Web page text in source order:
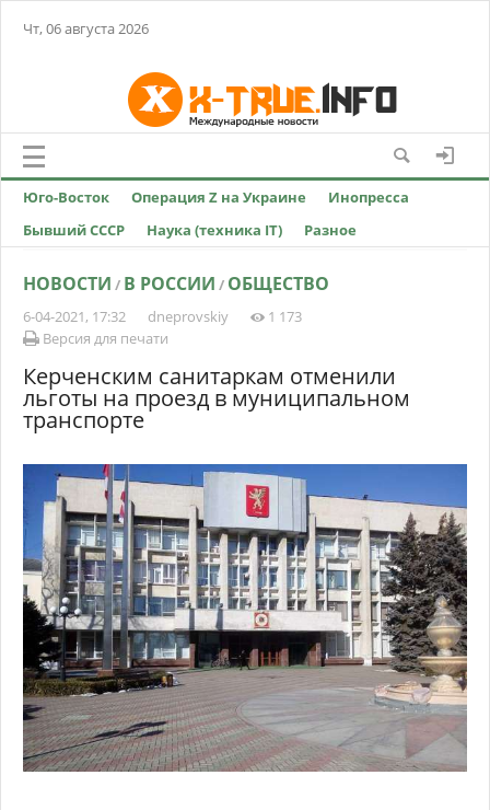
Чт, 06 августа 2026
Юго-Восток Операция Z на Украине
Инопресса
Бывший СССР
Наука (техника IT) Разное
НОВОСТИ / В РОССИИ / ОБЩЕСТВО
6-04-2021, 17:32 dneprovskiy
1 173
Версия для печати
Керченским санитаркам отменили
льготы на проезд в муниципальном
транспорте